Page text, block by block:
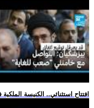
.. افتتاح استثنائي.. الكنيسة